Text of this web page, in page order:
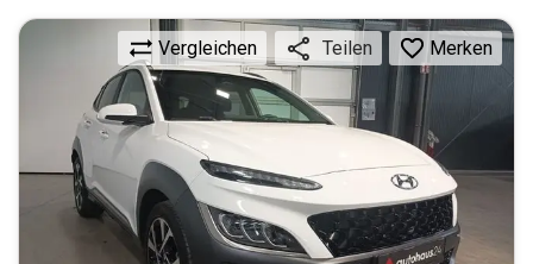
Vergleichen Teilen Merken